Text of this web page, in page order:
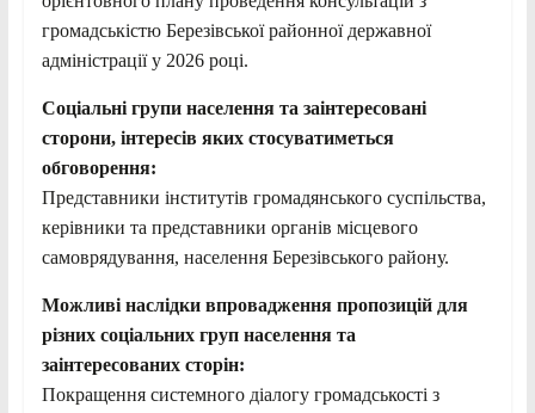
громадськістю Березівської районної державної
адміністрації у 2026 році.
Соціальні групи населення та заінтересовані
сторони, інтересів яких стосуватиметься
обговорення:
Представники інститутів громадянського суспільства,
керівники та представники органів місцевого
самоврядування, населення Березівського району.
Можливі наслідки впровадження пропозицій для
різних соціальних груп населення та
заінтересованих сторін:
Покращення системного діалогу громадськості з